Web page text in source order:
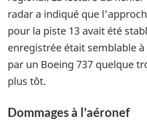
radar a indiqué que
pour la piste 13 avait été
enregistrée était semblable
par un Boeing 737 quelque
plus tôt.
Dommages à l'aéronef